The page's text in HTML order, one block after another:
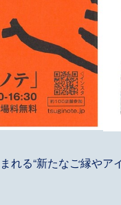
れる“新たなご縁やア